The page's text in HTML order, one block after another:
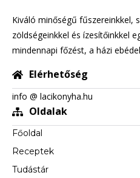
Kiváló minőségű fűszereinkkel,
zöldségeinkkel és ízesítőinkkel
mindennapi főzést, a házi
Elérhetőség
info @ lacikonyha.hu
Oldalak
Főoldal
Receptek
Tudástár